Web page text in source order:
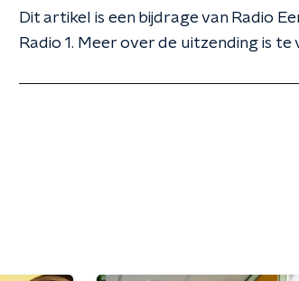
Dit artikel is een bijdrage van Radio
Radio 1. Meer over de uitzending is te